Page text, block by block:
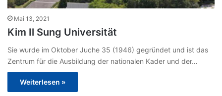
Mai 13, 2021
Kim Il Sung Universität
Sie wurde im Oktober Juche 35 (1946) gegründet und ist das
Zentrum für die Ausbildung der nationalen Kader und der…
Weiterlesen »